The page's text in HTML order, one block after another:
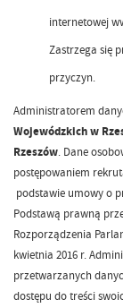
internetowej
Zastrzega się
przyczyn.
Administratorem
Wojewódzkich w
Rzeszów. Dane
postępowaniem
podstawie umowy o
Podstawą prawną
Rozporządzenia
kwietnia 2016 r.
przetwarzanych
dostępu do treści